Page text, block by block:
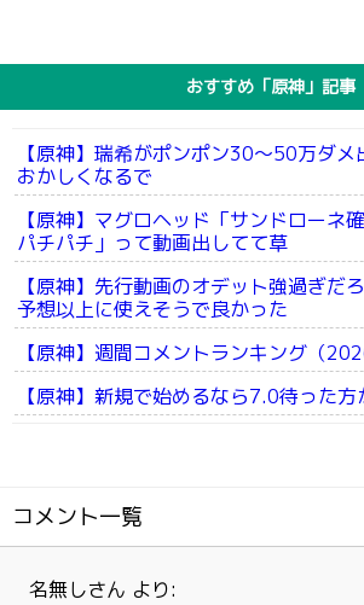
おすすめ「原神」記事
【原神】瑞希がポンポン30～50万ダ
おかしくなるで
【原神】マグロヘッド「サンドローネ
パチパチ」って動画出してて草
【原神】先行動画のオデット強過ぎだ
予想以上に使えそうで良かった
【原神】週間コメントランキング（
【原神】新規で始めるなら7.0待った
コメント一覧
名無しさん より: